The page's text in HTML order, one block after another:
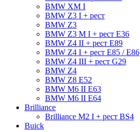
BMW XM I
BMW Z3 I + рест
BMW Z3
BMW Z3 M I + рест E36
BMW Z4 II + рест E89
BMW Z4 I + рест E85 / E86
BMW Z4 III + рест G29
BMW Z4
BMW Z8 E52
BMW М6 II E63
BMW М6 II E64
Brilliance
Brilliance M2 I + рест BS4
Buick